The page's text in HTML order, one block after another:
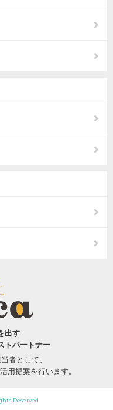
出す
トパートナー
者として、
用提案を行います。
Reserved